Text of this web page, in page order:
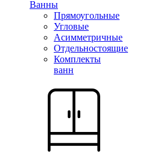
Ванны
Прямоугольные
Угловые
Асимметричные
Отдельностоящие
Комплекты
ванн